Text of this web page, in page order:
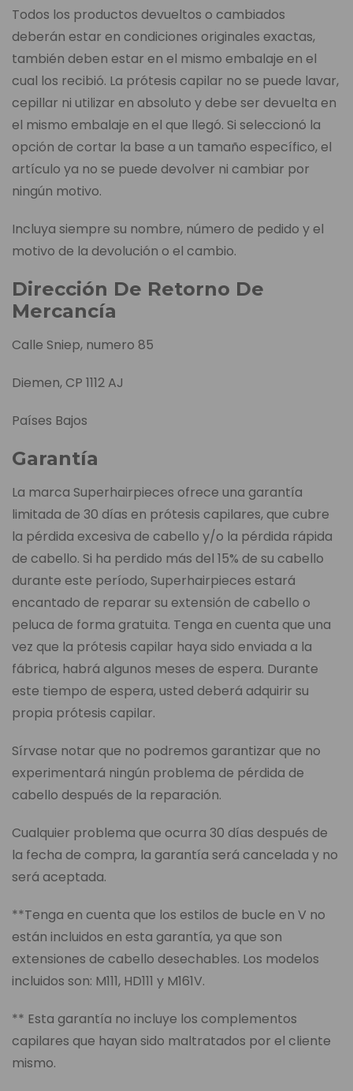
Todos los productos devueltos o cambiados
deberán estar en condiciones originales exactas,
también deben estar en el mismo embalaje en el
cual los recibió. La prótesis capilar no se puede lavar,
cepillar ni utilizar en absoluto y debe ser devuelta en
el mismo embalaje en el que llegó. Si seleccionó la
opción de cortar la base a un tamaño específico, el
artículo ya no se puede devolver ni cambiar por
ningún motivo.
Incluya siempre su nombre, número de pedido y el
motivo de la devolución o el cambio.
Dirección De Retorno De
Mercancía
Calle Sniep, numero 85
Diemen, CP 1112 AJ
Países Bajos
Garantía
La marca Superhairpieces ofrece una garantía
limitada de 30 días en prótesis capilares, que cubre
la pérdida excesiva de cabello y/o la pérdida rápida
de cabello. Si ha perdido más del 15% de su cabello
durante este período, Superhairpieces estará
encantado de reparar su extensión de cabello o
peluca de forma gratuita. Tenga en cuenta que una
vez que la prótesis capilar haya sido enviada a la
fábrica, habrá algunos meses de espera. Durante
este tiempo de espera, usted deberá adquirir su
propia prótesis capilar.
Sírvase notar que no podremos garantizar que no
experimentará ningún problema de pérdida de
cabello después de la reparación.
Cualquier problema que ocurra 30 días después de
la fecha de compra, la garantía será cancelada y no
será aceptada.
**Tenga en cuenta que los estilos de bucle en V no
están incluidos en esta garantía, ya que son
extensiones de cabello desechables. Los modelos
incluidos son: M111, HD111 y M161V.
** Esta garantía no incluye los complementos
capilares que hayan sido maltratados por el cliente
mismo.